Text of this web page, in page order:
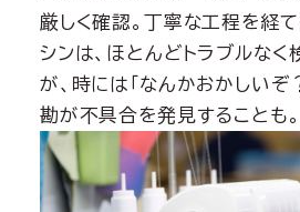
厳しく確認。丁寧な工程を経
シンは、ほとんどトラブルな
が、時には「なんかおかしいぞ
勘が不具合を発見することも。